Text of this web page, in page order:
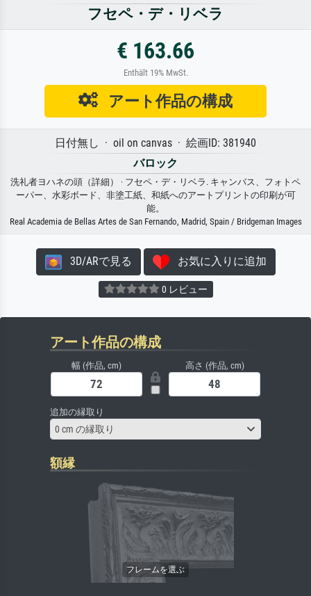
フセペ・デ・リベラ
€ 163.66
Enthält 19% MwSt.
アート作品の構成
日付無し · oil on canvas · 絵画ID: 381940
バロック
洗礼者ヨハネの頭（詳細） · フセペ・デ・リベラ. キャンバス、フォトペ
ーパー、水彩ボード、非塗工紙、和紙へのアートプリントの印刷が可
能。
Real Academia de Bellas Artes de San Fernando, Madrid, Spain / Bridgeman Images
3D/ARで見る お気に入りに追加
0 レビュー
アート作品の構成
幅 (作品, cm) 高さ (作品, cm)
追加の縁取り
0 cm の縁取り
額縁